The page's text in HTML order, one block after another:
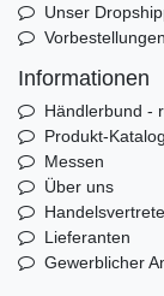
Unser
Informationen
Händlerbund -
Produkt-
Messen
Über uns
Lieferanten
Gewerblicher